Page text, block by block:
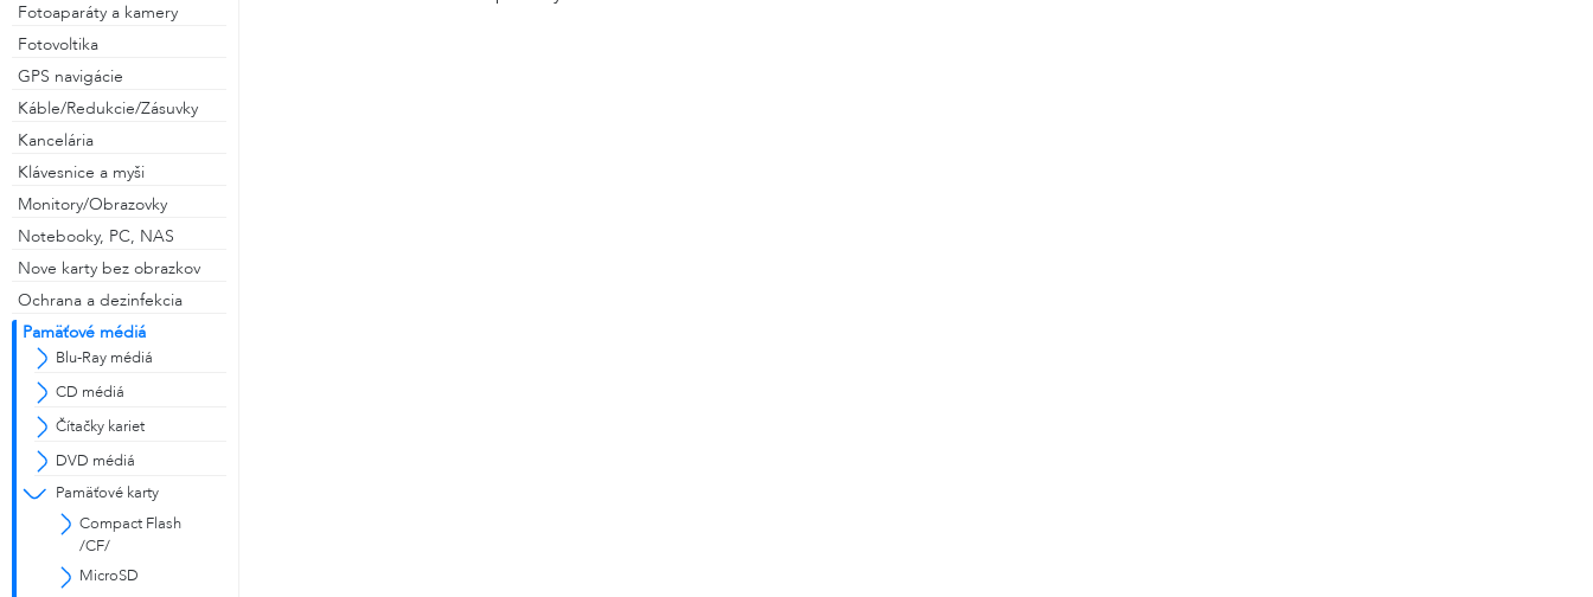
Fotoaparáty a kamery
Fotovoltika
GPS navigácie
Káble/Redukcie/Zásuvky
Kancelária
Klávesnice a myši
Monitory/Obrazovky
Notebooky, PC, NAS
Nove karty bez obrazkov
Ochrana a dezinfekcia
Pamäťové médiá
Blu-Ray médiá
CD médiá
Čítačky kariet
DVD médiá
Pamäťové karty
Compact Flash
/CF/
MicroSD
Prihlásiť cez Gmail